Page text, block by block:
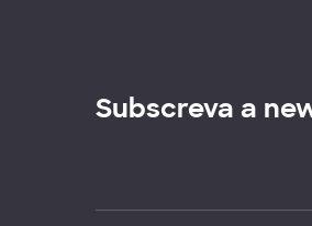
Subscreva a